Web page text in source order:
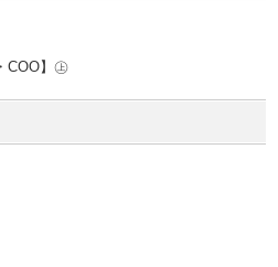
COO】㊤